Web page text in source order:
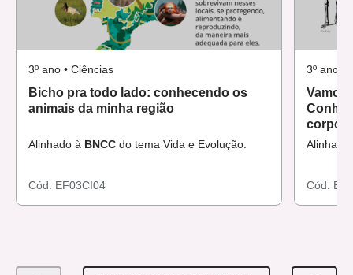
3º ano • Ciências
Bicho pra todo lado: conhecendo os
animais da minha região
Alinhado à BNCC do tema Vida e Evolução.
Cód: EF03CI04
3º ano •
Vamos
corpo
Cód: